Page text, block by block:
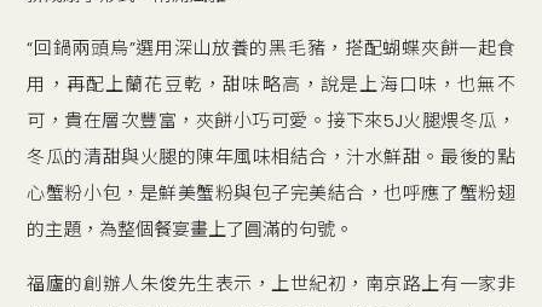
“回鍋兩頭烏”選用深山放養的黑毛豬，搭配蝴蝶夾餅一起食
用，再配上蘭花豆乾，甜味略高，說是上海口味，也無不
可，貴在層次豐富，夾餅小巧可愛。接下來5J火腿煨冬瓜，
冬瓜的清甜與火腿的陳年風味相結合，汁水鮮甜。最後的點
心蟹粉小包，是鮮美蟹粉與包子完美結合，也呼應了蟹粉翅
的主題，為整個餐宴畫上了圓滿的句號。
福廬的創辦人朱俊先生表示，上世紀初，南京路上有一家非